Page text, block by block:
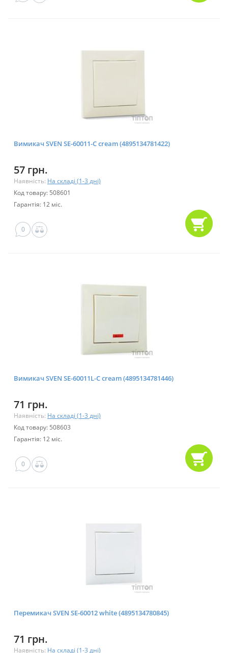
Вимикач SVEN SE-60011-C cream (4895134781422)
57 грн.
Наявність: На складі (1-3 дні)
Код товару: 508601
Гарантія: 12 міс.
0
Вимикач SVEN SE-60011L-C cream (4895134781446)
71 грн.
Наявність: На складі (1-3 дні)
Код товару: 508603
Гарантія: 12 міс.
0
Перемикач SVEN SE-60012 white (4895134780845)
71 грн.
Наявність: На складі (1-3 дні)